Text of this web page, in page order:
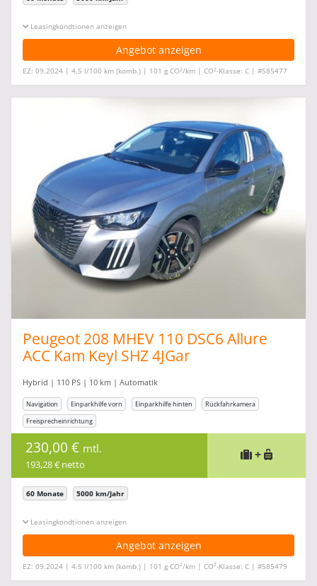
Leasingkonditionen ein-/ausblenden
Angebot anzeigen
EZ: 09.2024 | 4,5 l/100 km (komb.) | 101 g CO2/km | CO2-Klasse: C | #585477
Peugeot 208 MHEV 110 DSC6 Allure
ACC Kam Keyl SHZ 4JGar
Hybrid | 110 PS | 10 km | Automatik
Navigation Einparkhilfe vorn Einparkhilfe hinten
Rückfahrkamera
Freisprecheinrichtung
230,00 € mtl.
193,28 € netto
+
60 Monate 5000 km/Jahr
Leasingkonditionen ein-/ausblenden
Angebot anzeigen
EZ: 09.2024 | 4,5 l/100 km (komb.) | 101 g CO2/km | CO2-Klasse: C | #585479